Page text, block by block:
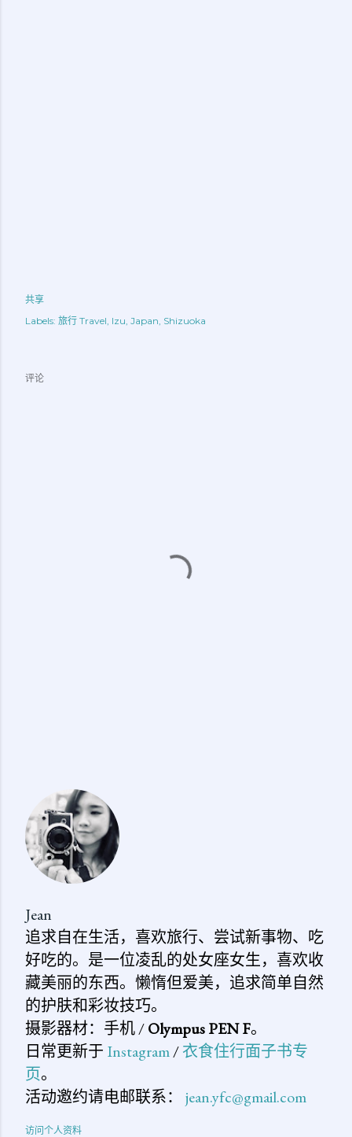
共享
Labels: 旅行 Travel Izu Japan Shizuoka
评论
Jean
追求自在生活，喜欢旅行、尝试新事物、吃
好吃的。是一位凌乱的处女座女生，喜欢收
藏美丽的东西。懒惰但爱美，追求简单自然
的护肤和彩妆技巧。
摄影器材：手机 /Olympus PEN F。
日常更新于 Instagram/衣食住行面子书专
页。
活动邀约请电邮联系： jean.yfc@gmail.com
访问个人资料